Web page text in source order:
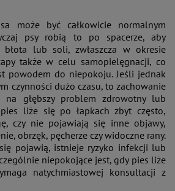
może być całkowicie normalnym
psy robią to po spacerze, aby
lub soli, zwłaszcza w okresie
także w celu samopielęgnacji, co
powodem do niepokoju. Jeśli jednak
czynności dużo czasu, to zachowanie
na głębszy problem zdrowotny lub
liże się po łapkach zbyt często,
czy nie pojawiają się inne objawy,
obrzęk, pęcherze czy widoczne rany.
pojawią, istnieje ryzyko infekcji lub
niepokojące jest, gdy pies liże
natychmiastowej konsultacji z